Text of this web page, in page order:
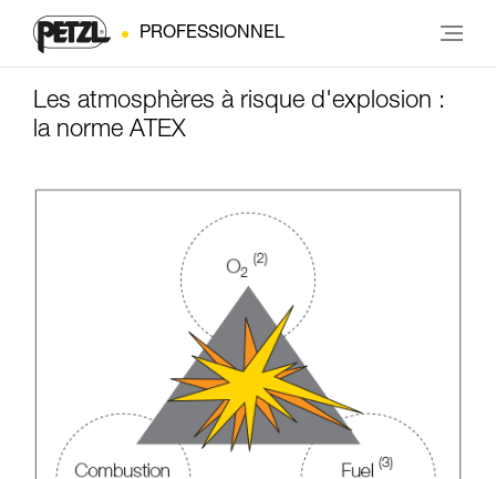
PROFESSIONNEL
Les atmosphères à risque d'explosion :
la norme ATEX